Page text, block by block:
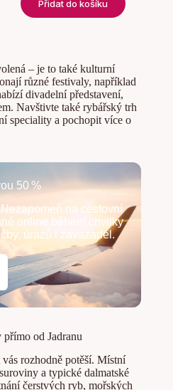
Přidat do košíku
– je to také kulturní
různé festivaly, například
divadelní představení,
Navštivte také rybářský trh
speciality a pochopit více o
50 %
na cestovní
online během chvilky
úrazů i zavazadel.
od Jadranu
rozhodně potěší. Místní
a typické dalmatské
čerstvých ryb, mořských